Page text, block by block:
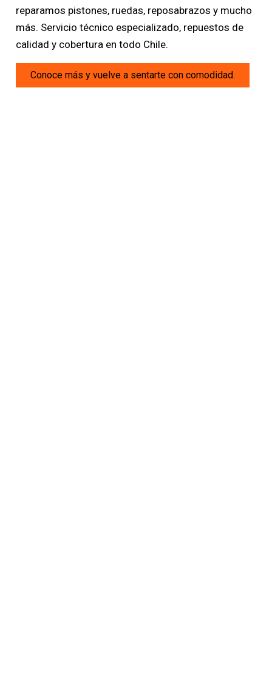
reparamos pistones, ruedas, reposabrazos y mucho
más. Servicio técnico especializado, repuestos de
calidad y cobertura en todo Chile.
Conoce más y vuelve a sentarte con comodidad.